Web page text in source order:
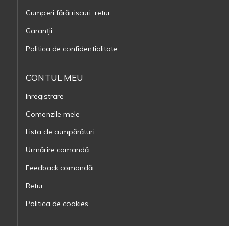
Cumperi fără riscuri: retur
Garanții
Politica de confidentialitate
CONTUL MEU
Inregistrare
Comenzile mele
Lista de cumpărături
Urmărire comandă
Feedback comandă
Retur
Politica de cookies